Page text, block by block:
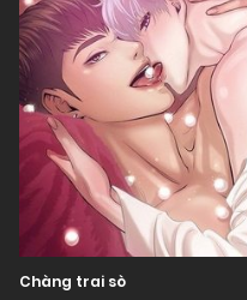
Chàng trai sò